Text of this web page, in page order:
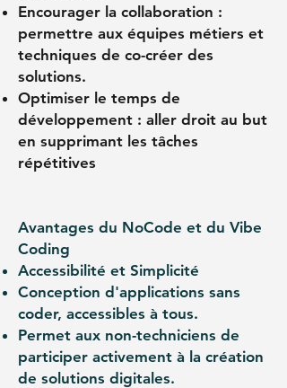
Encourager la collaboration :
permettre aux équipes métiers et
techniques de co-créer des
solutions.
Optimiser le temps de
développement : aller droit au but
en supprimant les tâches
répétitives
Avantages du NoCode et du Vibe
Coding
Accessibilité et Simplicité
Conception d'applications sans
coder, accessibles à tous.
Permet aux non-techniciens de
participer activement à la création
de solutions digitales.